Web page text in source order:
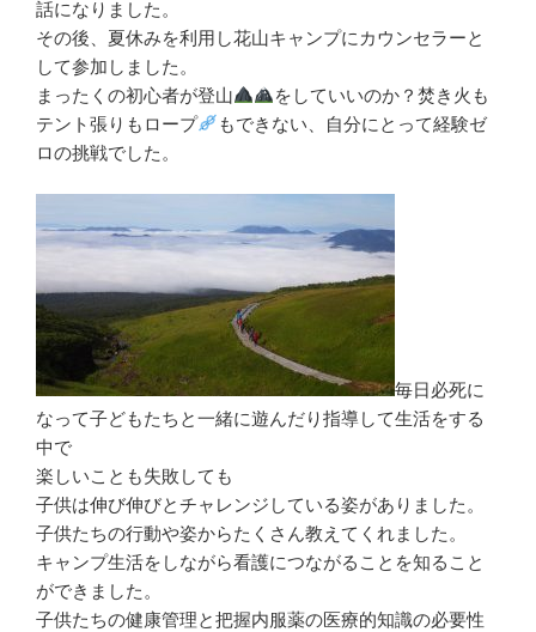
話になりました。
その後、夏休みを利用し花山キャンプにカウンセラーと
して参加しました。
まったくの初心者が登山
をしていいのか？焚き火も
テント張りもロープ
もできない、自分にとって経験ゼ
ロの挑戦でした。
毎日必死に
なって子どもたちと一緒に遊んだり指導して生活をする
中で
楽しいことも失敗しても
子供は伸び伸びとチャレンジしている姿がありました。
子供たちの行動や姿からたくさん教えてくれました。
キャンプ生活をしながら看護につながることを知ること
ができました。
子供たちの健康管理と把握内服薬の医療的知識の必要性